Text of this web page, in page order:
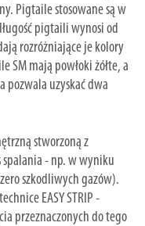
Pigtaile stosowane są w
pigtaili wynosi od
rozróżniające je kolory
SM mają powłoki żółte, a
pozwala uzyskać dwa
stworzoną z
spalania - np. w wyniku
szkodliwych gazów).
EASY STRIP -
przeznaczonych do tego